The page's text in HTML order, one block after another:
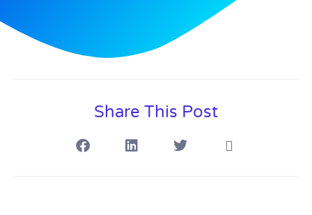
Share This Post